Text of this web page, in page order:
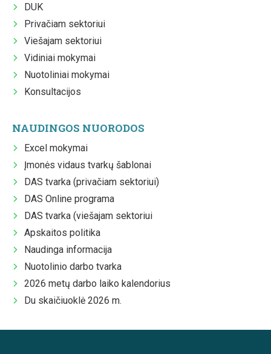
DUK
Privačiam sektoriui
Viešajam sektoriui
Vidiniai mokymai
Nuotoliniai mokymai
Konsultacijos
NAUDINGOS NUORODOS
Excel mokymai
Įmonės vidaus tvarkų šablonai
DAS tvarka (privačiam sektoriui)
DAS Online programa
DAS tvarka (viešajam sektoriui
Apskaitos politika
Naudinga informacija
Nuotolinio darbo tvarka
2026 metų darbo laiko kalendorius
Du skaičiuoklė 2026 m.